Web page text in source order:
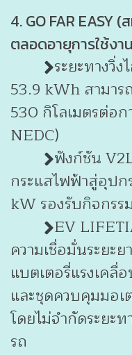
4. GO FAR EASY
ตลอดอายุการใช้งา
ระยะทางวิ่
53.9 kWh สามาร
530 กิโลเมตรต่อก
NEDC)
ฟังก์ชัน
กระแสไฟฟ้าสู่อุป
kW รองรับกิจกรร
EV
ความเชื่อมั่นระยะ
แบตเตอรี่แรงเคลื่
และชุดควบคุมมอเ
โดยไม่จำกัดระยะ
รถ